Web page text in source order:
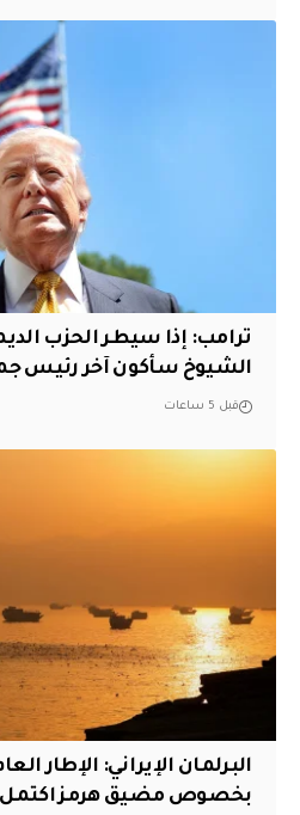
ترامب: إذا سيطر الحزب
الشيوخ سأكون آخر رئيس
قبل 5 ساعات
البرلمان الإيراني: الإطار
بخصوص مضيق هرمز اكتمل